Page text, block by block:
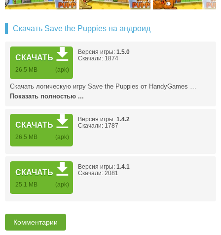
Скачать Save the Puppies на андроид
СКАЧАТЬ
26.5 MB (apk)
Версия игры: 1.5.0
Скачали: 1874
Скачать логическую игру Save the Puppies от HandyGames …
Показать полностью ...
СКАЧАТЬ
26.5 MB (apk)
Версия игры: 1.4.2
Скачали: 1787
СКАЧАТЬ
25.1 MB (apk)
Версия игры: 1.4.1
Скачали: 2081
Комментарии